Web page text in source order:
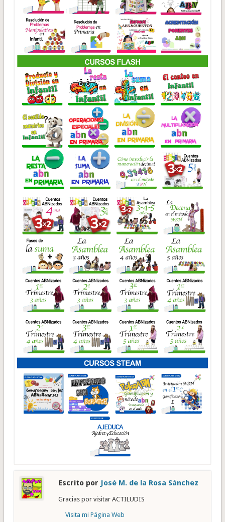
Escrito por José M. de la Rosa Sánchez
Gracias por visitar ACTILUDIS
Visita mi Página Web